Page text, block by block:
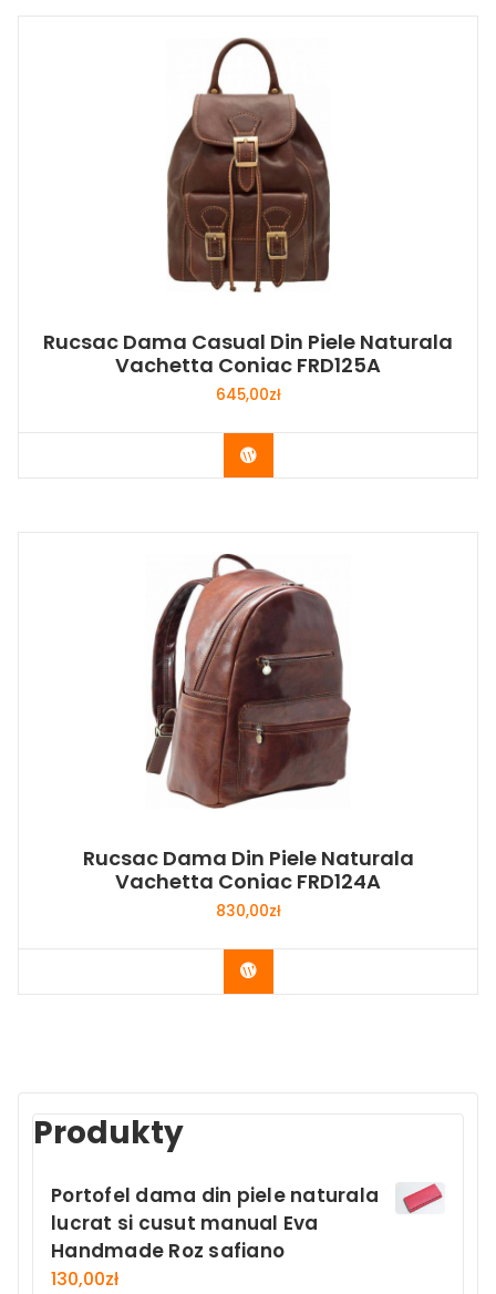
Rucsac Dama Casual Din Piele Naturala
Vachetta Coniac FRD125A
645,00zł
Buy Now
Rucsac Dama Din Piele Naturala
Vachetta Coniac FRD124A
830,00zł
Buy Now
Produkty
Portofel dama din piele naturala
lucrat si cusut manual Eva
Handmade Roz safiano
130,00zł